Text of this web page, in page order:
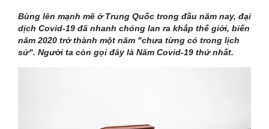
Bùng lên mạnh mẽ ở Trung Quốc trong đầu năm nay, đại
dịch Covid-19 đã nhanh chóng lan ra khắp thế giới, biến
năm 2020 trở thành một năm "chưa từng có trong lịch
sử". Người ta còn gọi đây là Năm Covid-19 thứ nhất.